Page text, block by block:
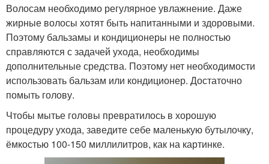
Волосам необходимо регулярное увлажнение. Даже
жирные волосы хотят быть напитанными и здоровыми.
Поэтому бальзамы и кондиционеры не полностью
справляются с задачей ухода, необходимы
дополнительные средства. Поэтому нет необходимости
использовать бальзам или кондиционер. Достаточно
помыть голову.
Чтобы мытье головы превратилось в хорошую
процедуру ухода, заведите себе маленькую бутылочку,
ёмкостью 100-150 миллилитров, как на картинке.